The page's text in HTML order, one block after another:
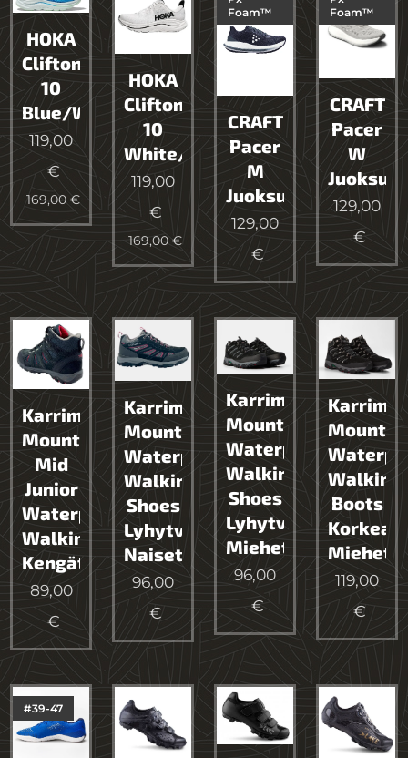
HOKA
Clifton
10
Blue/White
119,00
€
169,00€
HOKA
Clifton
10
White/Black
119,00
€
169,00€
CRAFT
Pacer
M
Juoksukengät
Foam™
129,00
€
CRAFT
Pacer
W
Foam™
129,00
€
Karrimor
Mount
Mid
Junior
Waterproof
Walking
Kengät
89,00
€
Karrimor
Mount
Waterproof
Walking
Shoes
Lyhytvartinen
Naiset
96,00
€
Karrimor
Mount
Waterproof
Walking
Shoes
Lyhytvartinen
Miehet
96,00
€
Karrimor
Mount
Walking
Boots
Miehet
119,00
€
#39-47